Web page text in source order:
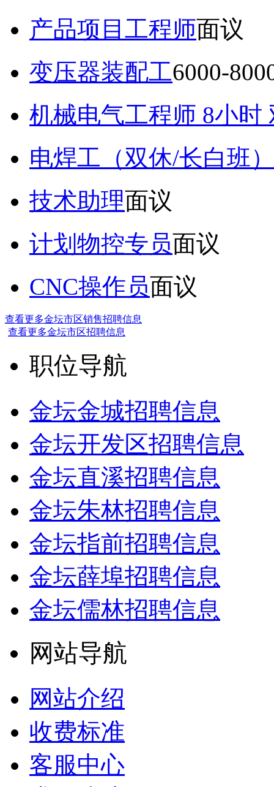
产品项目工程师面议
变压器装配工6000-
机械电气工程师 8小时
电焊工（双休/长白班）
技术助理面议
计划物控专员面议
CNC操作员面议
查看更多金坛市区销售招聘信息
查看更多金坛市区招聘信息
职位导航
金坛金城招聘信息
金坛开发区招聘信息
金坛直溪招聘信息
金坛朱林招聘信息
金坛指前招聘信息
金坛薛埠招聘信息
金坛儒林招聘信息
网站导航
网站介绍
收费标准
客服中心